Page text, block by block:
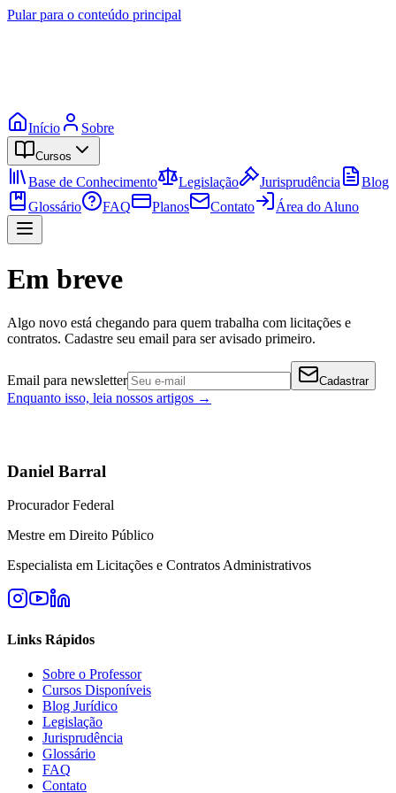
Pular para o conteúdo principal
Início Sobre
Cursos
Base de Conhecimento Legislação Jurisprudência
Blog
Glossário
FAQ Planos Contato Área do Aluno
Em breve
Algo novo está chegando para quem trabalha com licitações e
contratos. Cadastre seu email para ser avisado primeiro.
Email para newsletter Cadastrar
Enquanto isso, leia nossos artigos →
Daniel Barral
Procurador Federal
Mestre em Direito Público
Especialista em Licitações e Contratos Administrativos
Links Rápidos
Sobre o Professor
Cursos Disponíveis
Blog Jurídico
Legislação
Jurisprudência
Glossário
FAQ
Contato